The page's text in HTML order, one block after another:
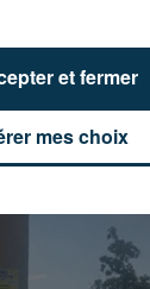
mes choix
et fermer